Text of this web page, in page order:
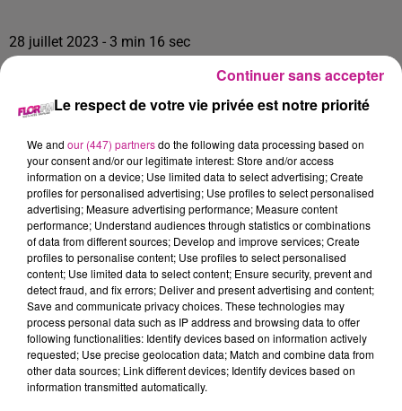
28 juillet 2023 - 3 min 16 sec
Poseur qualifié depuis 2009. Tubage, création de
conduits, ramonage ,posede poil à bois et à granulés,
pensez à préparer l'hiver.Prenez rendez vous.
Le respect de votre vie privée est notre priorité
We and our (447) partnersdo the following data processing based on
your consent and/or our legitimate interest: Store and/or access
information on a device; Use limited data to select advertising; Create
profiles for personalised advertising; Use profiles to select personalised
advertising; Measure advertising performance; Measure content
performance; Understand audiences through statistics or combinations
of data from different sources; Develop and improve services; Create
profiles to personalise content; Use profiles to select personalised
content; Use limited data to select content; Ensure security, prevent and
detect fraud, and fix errors; Deliver and present advertising and content;
Save and communicate privacy choices. These technologies may
process personal data such as IP address and browsing data to offer
following functionalities: Identify devices based on information actively
requested; Use precise geolocation data; Match and combine data from
other data sources; Link different devices; Identify devices based on
information transmitted automatically.
Continuer sans accepter